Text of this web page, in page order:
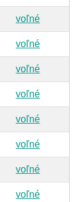
voľné
voľné
voľné
voľné
voľné
voľné
voľné
voľné